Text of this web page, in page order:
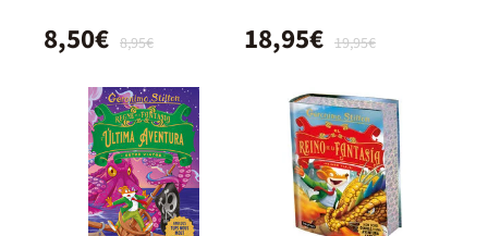
8,95€
8,50€ 19,95€
18,95€